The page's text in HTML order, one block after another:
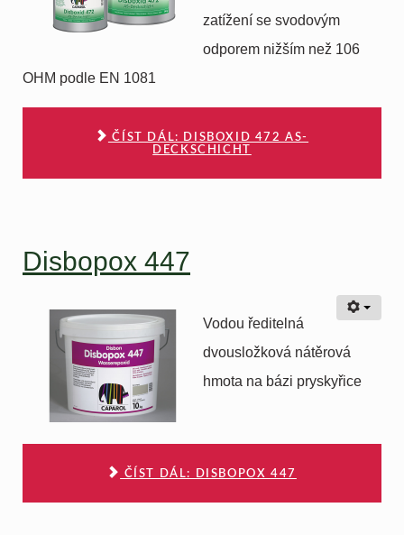
zatížení se svodovým
odporem nižším než 106
OHM podle EN 1081
ČÍST DÁL: DISBOXID 472 AS-
DECKSCHICHT
Disbopox 447
Vodou ředitelná
dvousložková nátěrová
hmota na bázi pryskyřice
ČÍST DÁL: DISBOPOX 447